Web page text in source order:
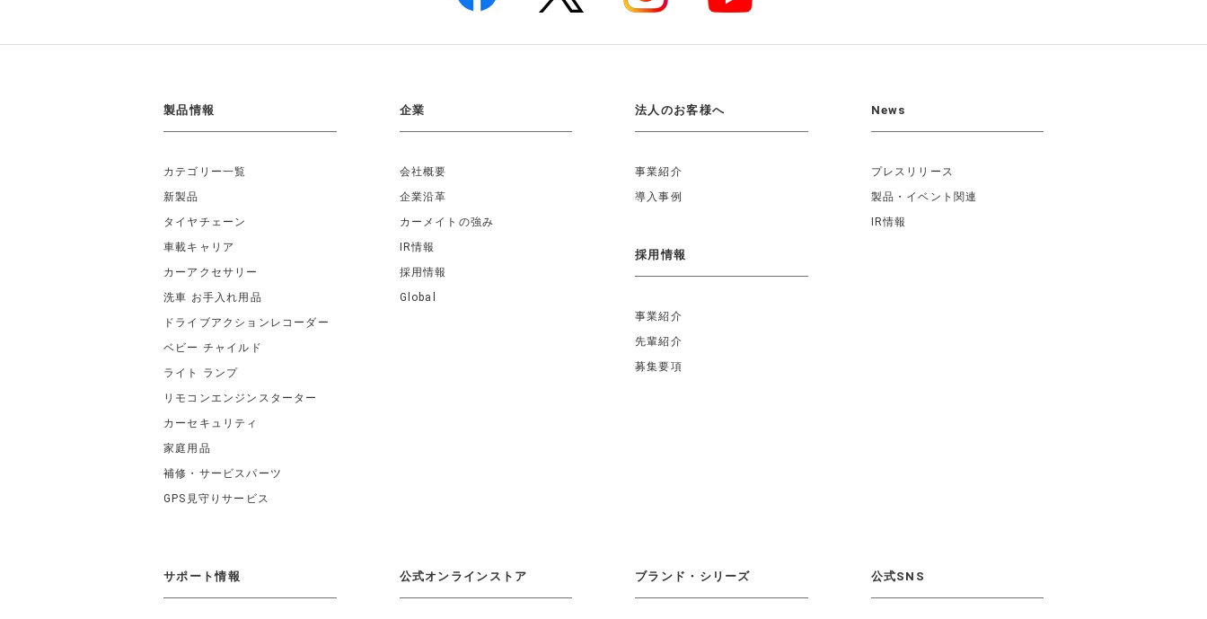
製品情報
カテゴリー一覧
新製品
タイヤチェーン
車載キャリア
カーアクセサリー
洗車 お手入れ用品
ドライブアクションレコーダー
ベビー チャイルド
ライト ランプ
リモコンエンジンスターター
カーセキュリティ
家庭用品
補修・サービスパーツ
GPS見守りサービス
企業
会社概要
企業沿革
カーメイトの強み
IR情報
採用情報
Global
法人のお客様へ
事業紹介
導入事例
News
プレスリリース
製品・イベント関連
IR情報
採用情報
事業紹介
先輩紹介
募集要項
サポート情報 公式オンラインストア ブランド・シリーズ 公式SNS